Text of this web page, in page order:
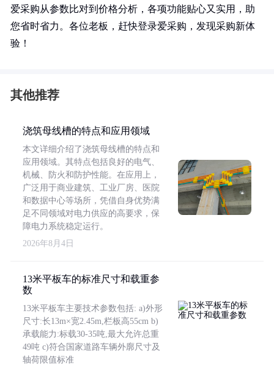
爱采购从参数比对到价格分析，各项功能贴心又实用，助
您省时省力。各位老板，赶快登录爱采购，发现采购新体
验！
其他推荐
浇筑母线槽的特点和应用领域
本文详细介绍了浇筑母线槽的特点和
应用领域。其特点包括良好的电气、
机械、防火和防护性能。在应用上，
广泛用于商业建筑、工业厂房、医院
和数据中心等场所，凭借自身优势满
足不同领域对电力供应的高要求，保
障电力系统稳定运行。
2026年8月4日
13米平板车的标准尺寸和载重参
数
13米平板车主要技术参数包括: a)外形
尺寸:长13m×宽2.45m,栏板高55cm b)
承载能力:标载30-35吨,最大允许总重
49吨 c)符合国家道路车辆外廓尺寸及
轴荷限值标准